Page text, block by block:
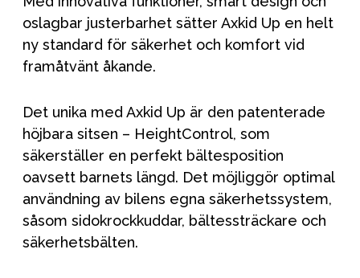
oslagbar justerbarhet sätter Axkid Up en helt
ny standard för säkerhet och komfort vid
framåtvänt åkande.
Det unika med Axkid Up är den patenterade
höjbara sitsen – HeightControl, som
säkerställer en perfekt bältesposition
oavsett barnets längd. Det möjliggör optimal
användning av bilens egna säkerhetssystem,
såsom sidokrockkuddar, bältessträckare och
säkerhetsbälten.